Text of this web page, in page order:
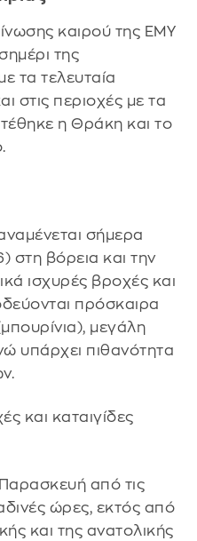
καιρού της ΕΜΥ
της
τα τελευταία
στις περιοχές με τα
η Θράκη και το
σήμερα
βόρεια και την
ισχυρές βροχές και
πρόσκαιρα
μεγάλη
υπάρχει πιθανότητα
και καταιγίδες
από τις
ώρες, εκτός από
και της ανατολικής